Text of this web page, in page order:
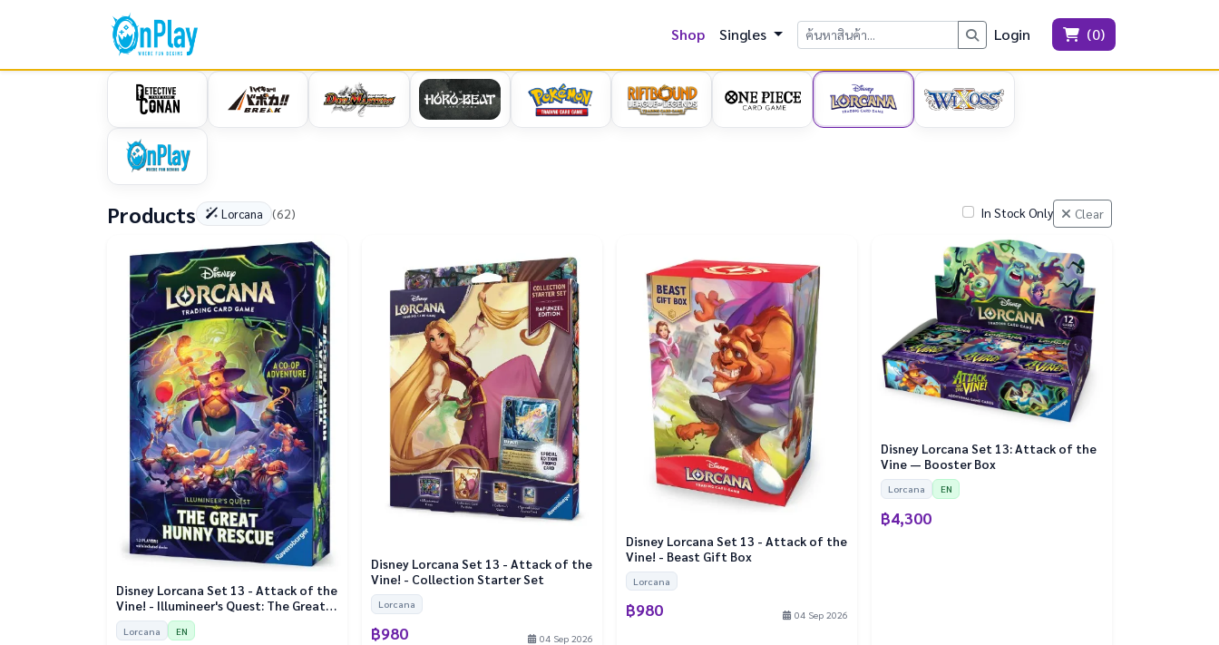
Shop Singles Login (0)
Products Lorcana (62) In Stock Only Clear
Disney Lorcana Set 13 - Attack of the
Vine! - Illumineer's Quest: The Great
Hunny Rescue
Lorcana EN
Disney Lorcana Set 13 - Attack of the
Vine! - Collection Starter Set
Lorcana
฿980 04 Sep 2026
Disney Lorcana Set 13 - Attack of the
Vine! - Beast Gift Box
Lorcana
฿980 04 Sep 2026
Disney Lorcana Set 13: Attack of the
Vine — Booster Box
Lorcana EN
฿4,300